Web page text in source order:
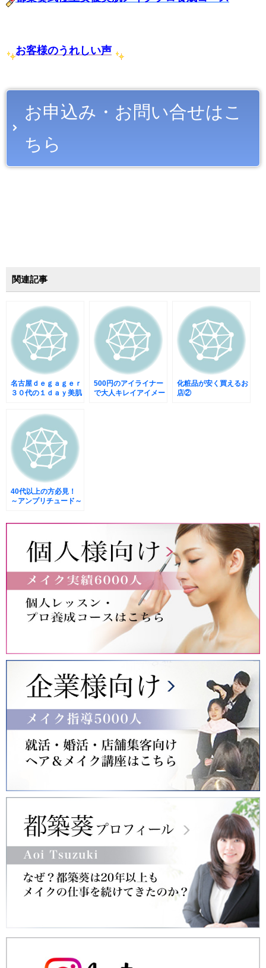
お客様のうれしい声
お申込み・お問い合せはこ
ちら
関連記事
名古屋ｄｅｇａｇｅｒ
３０代の１ｄａｙ美肌
500円のアイライナー
で大人キレイアイメー
化粧品が安く買えるお
店②
40代以上の方必見！
～アンプリチュード～